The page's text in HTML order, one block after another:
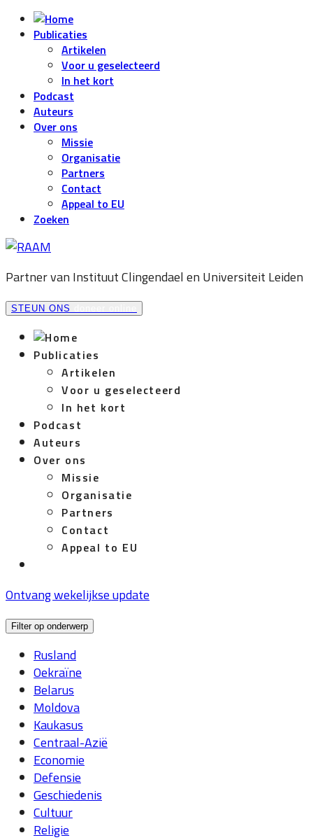
Publicaties
Artikelen
Voor u geselecteerd
In het kort
Podcast
Auteurs
Over ons
Missie
Organisatie
Partners
Contact
Appeal to EU
Zoeken
Partner van Instituut Clingendael en Universiteit Leiden
STEUN ONS
Publicaties
Artikelen
Voor u geselecteerd
In het kort
Podcast
Auteurs
Over ons
Missie
Organisatie
Partners
Contact
Appeal to EU
Ontvang wekelijkse update
Filter op onderwerp
Rusland
Oekraïne
Belarus
Moldova
Kaukasus
Centraal-Azië
Economie
Defensie
Geschiedenis
Cultuur
Religie